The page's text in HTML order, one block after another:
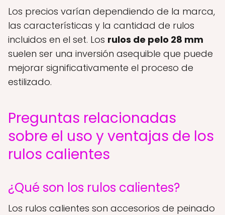
Los precios varían dependiendo de la marca,
las características y la cantidad de rulos
incluidos en el set. Los rulos de pelo 28 mm
suelen ser una inversión asequible que puede
mejorar significativamente el proceso de
estilizado.
Preguntas relacionadas
sobre el uso y ventajas de los
rulos calientes
¿Qué son los rulos calientes?
Los rulos calientes son accesorios de peinado